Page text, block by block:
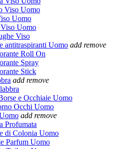
Viso Uomo
Uomo
Uomo
Viso
antitraspiranti Uomo add remove
Roll On
Spray
Stick
add remove
e Occhiaie Uomo
Occhi Uomo
add remove
Profumata
di Colonia Uomo
Parfum Uomo